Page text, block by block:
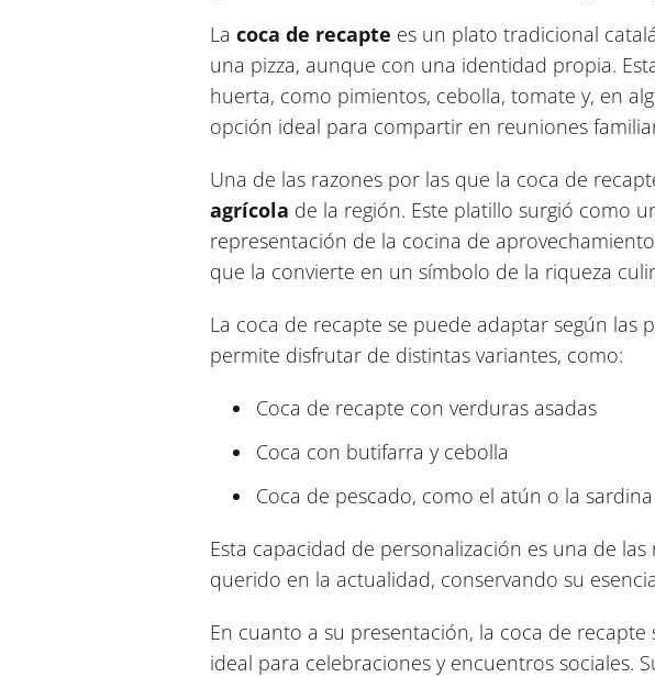
La coca de recapte es un plato tradicional
una pizza, aunque con una identidad propia.
huerta, como pimientos, cebolla, tomate y, en
opción ideal para compartir en reuniones
Una de las razones por las que la coca de
agrícola de la región. Este platillo surgió como
representación de la cocina de
que la convierte en un símbolo de la riqueza
La coca de recapte se puede adaptar según las
permite disfrutar de distintas variantes, como:
Coca de recapte con verduras asadas
Coca con butifarra y cebolla
Coca de pescado, como el atún o la sardina
Esta capacidad de personalización es una de
querido en la actualidad, conservando su
En cuanto a su presentación, la coca de
ideal para celebraciones y encuentros sociales.